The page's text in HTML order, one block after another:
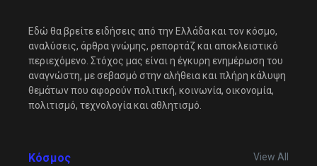
Εδώ θα βρείτε ειδήσεις από την Ελλάδα και τον κόσμο,
αναλύσεις, άρθρα γνώμης, ρεπορτάζ και αποκλειστικό
περιεχόμενο. Στόχος μας είναι η έγκυρη ενημέρωση του
αναγνώστη, με σεβασμό στην αλήθεια και πλήρη κάλυψη
θεμάτων που αφορούν πολιτική, κοινωνία, οικονομία,
πολιτισμό, τεχνολογία και αθλητισμό.
Κόσμος View All